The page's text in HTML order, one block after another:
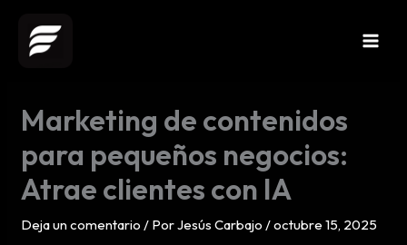
contenido
Marketing de contenidos
para pequeños negocios:
Atrae clientes con IA
Deja un comentario / PorJesús Carbajo /octubre 15, 2025